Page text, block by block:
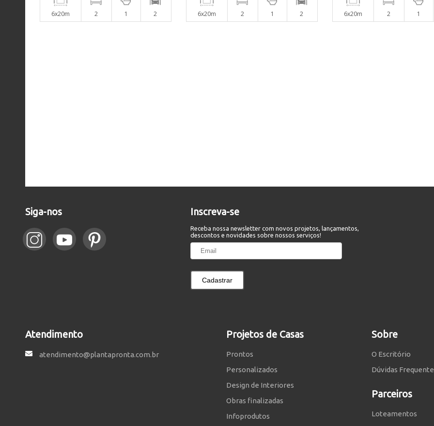
6x20m 2 1 2 6x20m 2 1 2 6x20m 2 1
Siga-nos Inscreva-se
Receba nossa newsletter com novos projetos, lançamentos,
descontos e novidades sobre nossos serviços!
Cadastrar
Atendimento
atendimento@plantapronta.com.br
Projetos de Casas
Prontos
Personalizados
Design de Interiores
Obras finalizadas
Infoprodutos
Sobre
O Escritório
Dúvidas
Parceiros
Loteamentos